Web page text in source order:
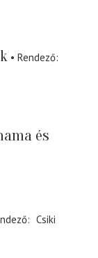
Rendező
és
Csiki